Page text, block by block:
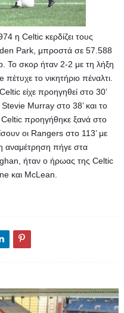
η Celtic κερδίζει τους
Park, μπροστά σε 57.588
Το σκορ ήταν 2-2 με τη λήξη
το νικητήριο πέναλτι.
είχε προηγηθεί στο 30’
Murray στο 38’ και το
προηγήθηκε ξανά στο
οι Rangers στο 113’ με
αναμέτρηση πήγε στα
ήταν ο ήρωας της Celtic
και McLean.